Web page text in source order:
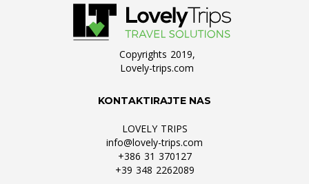
Copyrights 2019,
Lovely-trips.com
KONTAKTIRAJTE NAS
LOVELY TRIPS
info@lovely-trips.com
+386 31 370127
+39 348 2262089